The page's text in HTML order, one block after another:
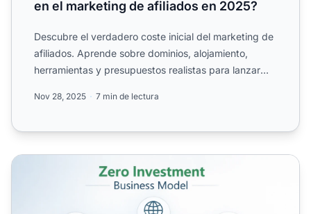
en el marketing de afiliados en 2025?
Descubre el verdadero coste inicial del marketing de
afiliados. Aprende sobre dominios, alojamiento,
herramientas y presupuestos realistas para lanzar
Nov 28, 2025 7 min de lectura
Por qué el marketing de afiliados es el mejor primer